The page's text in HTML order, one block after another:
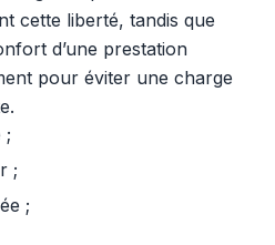
cette liberté, tandis que
d’une prestation
pour éviter une charge
;
;
;